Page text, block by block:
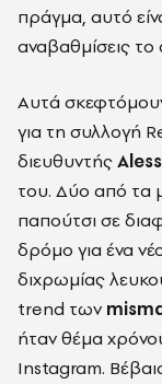
πράγμα, αυτό
αναβαθμίσεις το
Αυτά
για τη συλλογή
διευθυντής
του. Δύο από τα
παπούτσι σε
δρόμο για ένα
διχρωμίας
trend των
ήταν θέμα
Instagram.